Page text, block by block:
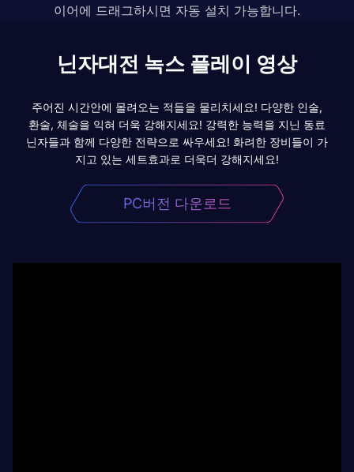
이어에 드래그하시면 자동 설치 가능합니다.
닌자대전 녹스 플레이 영상
주어진 시간안에 몰려오는 적들을 물리치세요! 다양한 인술,
환술, 체술을 익혀 더욱 강해지세요! 강력한 능력을 지닌 동료
닌자들과 함께 다양한 전략으로 싸우세요! 화려한 장비들이 가
지고 있는 세트효과로 더욱더 강해지세요!
PC버전 다운로드